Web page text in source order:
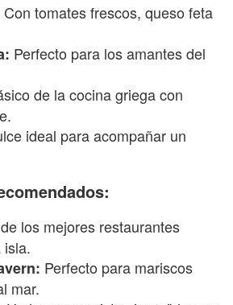
Con tomates frescos, queso feta
Perfecto para los amantes del
de la cocina griega con
ideal para acompañar un
los mejores restaurantes
isla.
Perfecto para mariscos
mar.